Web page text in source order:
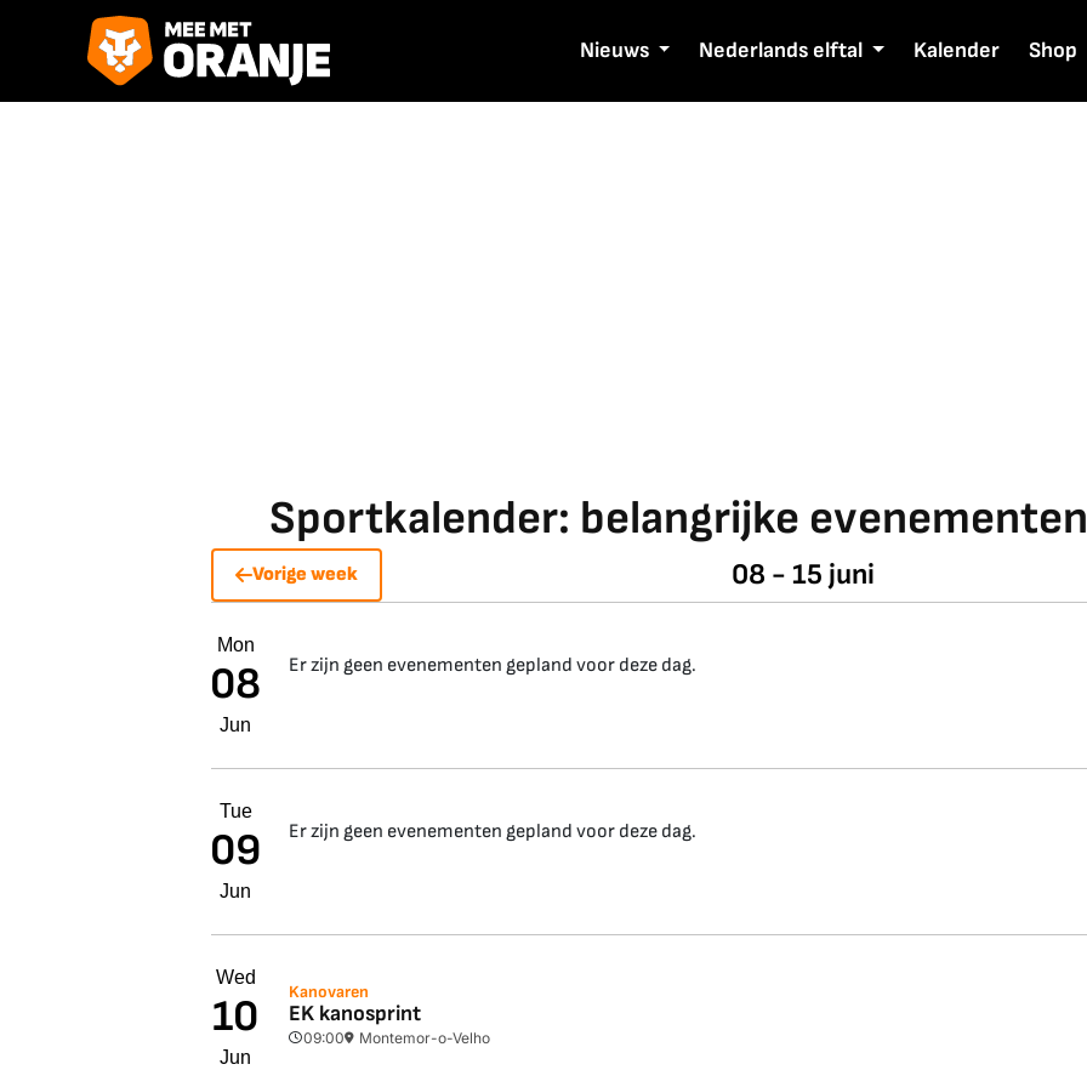
Nieuws Nederlands elftal Kalender Shop
Sportkalender: belangrijke
Vorige week 08 - 15 juni
Mon
08
Jun
Er zijn geen evenementen gepland voor deze dag.
Tue
09
Jun
Er zijn geen evenementen gepland voor deze dag.
Wed
10
Jun
Kanovaren
EK kanosprint
09:00 Montemor-o-Velho